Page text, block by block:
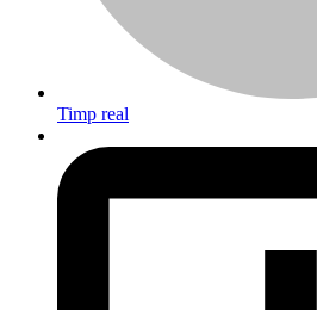
Timp real